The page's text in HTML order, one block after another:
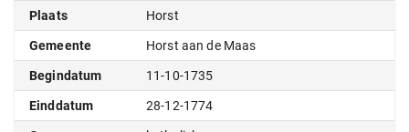
Plaats Horst
Gemeente Horst aan de Maas
Begindatum 11-10-1735
Einddatum 28-12-1774